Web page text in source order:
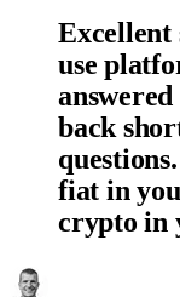
Excellent
use
back
fiat in
crypto in